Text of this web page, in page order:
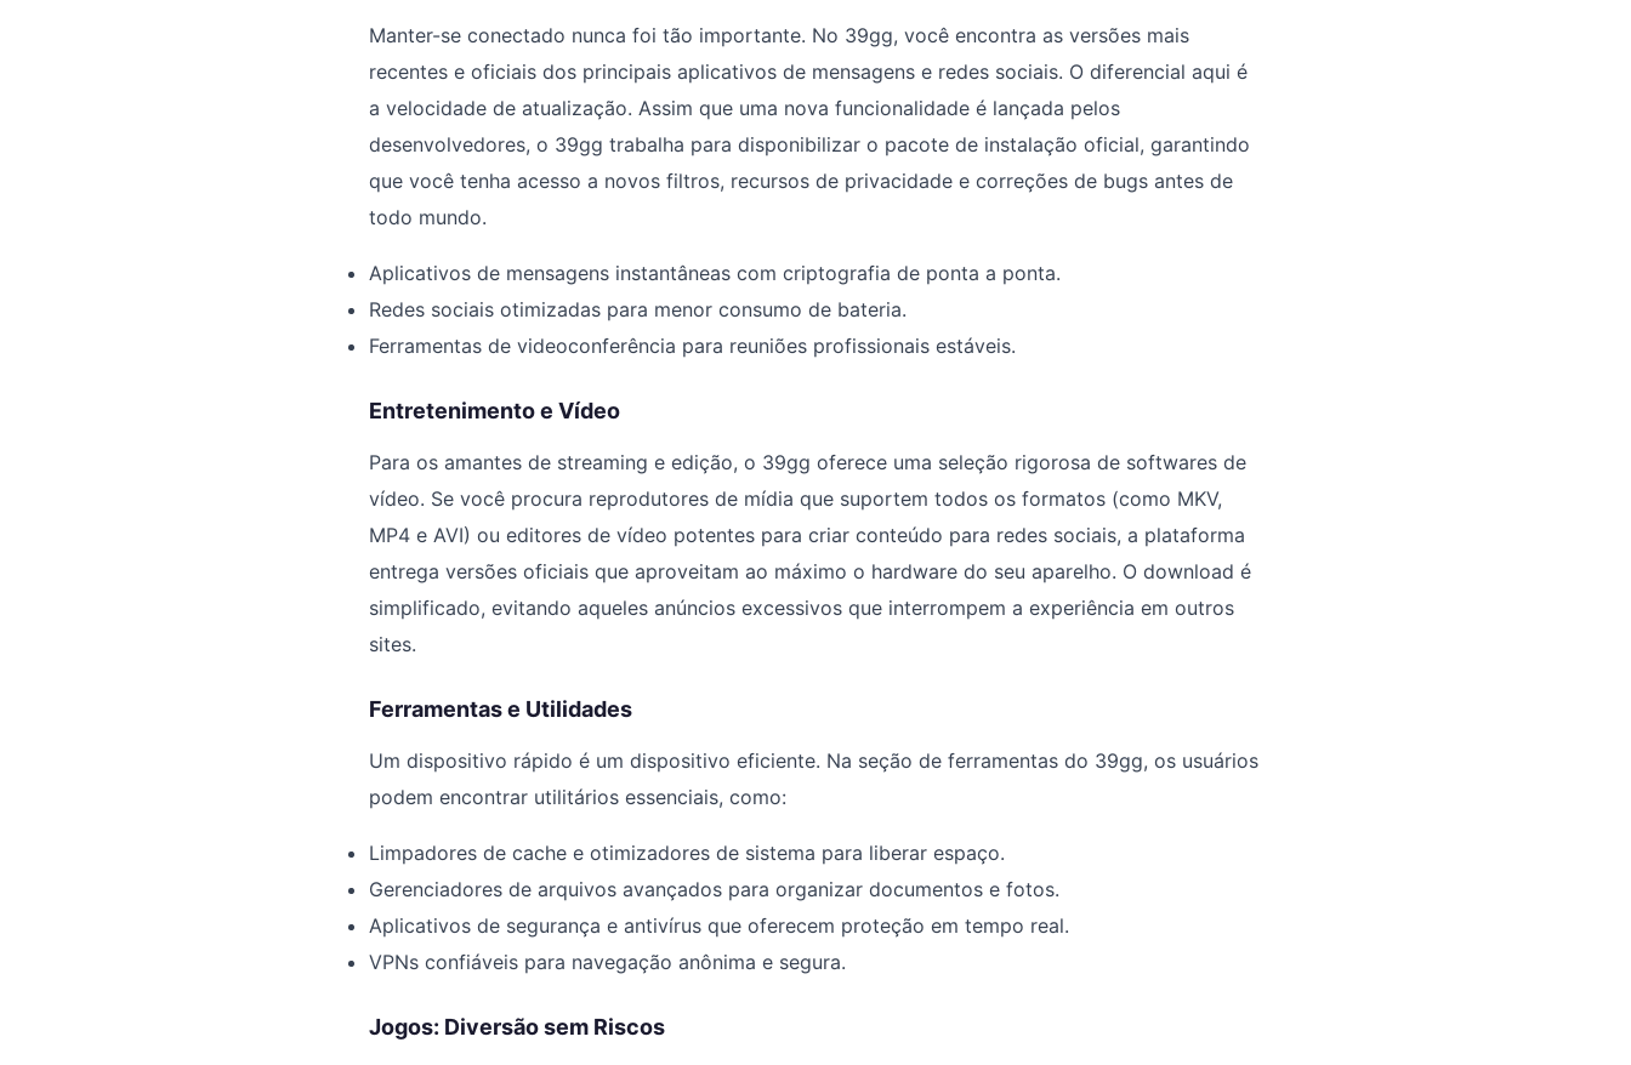
Manter-se conectado nunca foi tão importante. No 39gg, você encontra as versões mais
recentes e oficiais dos principais aplicativos de mensagens e redes sociais. O diferencial aqui é
a velocidade de atualização. Assim que uma nova funcionalidade é lançada pelos
desenvolvedores, o 39gg trabalha para disponibilizar o pacote de instalação oficial, garantindo
que você tenha acesso a novos filtros, recursos de privacidade e correções de bugs antes de
todo mundo.
Aplicativos de mensagens instantâneas com criptografia de ponta a ponta.
Redes sociais otimizadas para menor consumo de bateria.
Ferramentas de videoconferência para reuniões profissionais estáveis.
Entretenimento e Vídeo
Para os amantes de streaming e edição, o 39gg oferece uma seleção rigorosa de softwares de
vídeo. Se você procura reprodutores de mídia que suportem todos os formatos (como MKV,
MP4 e AVI) ou editores de vídeo potentes para criar conteúdo para redes sociais, a plataforma
entrega versões oficiais que aproveitam ao máximo o hardware do seu aparelho. O download é
simplificado, evitando aqueles anúncios excessivos que interrompem a experiência em outros
sites.
Ferramentas e Utilidades
Um dispositivo rápido é um dispositivo eficiente. Na seção de ferramentas do 39gg, os usuários
podem encontrar utilitários essenciais, como:
Limpadores de cache e otimizadores de sistema para liberar espaço.
Gerenciadores de arquivos avançados para organizar documentos e fotos.
Aplicativos de segurança e antivírus que oferecem proteção em tempo real.
VPNs confiáveis para navegação anônima e segura.
Jogos: Diversão sem Riscos